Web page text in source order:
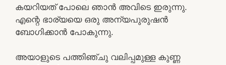
കയറിയത് പോലെ ഞാൻ അവിടെ ഇരുന്നു.
എന്റെ ഭാര്യയെ ഒരു അന്യപുരുഷൻ
ബോഗിക്കാൻ പോകുന്നു.
അയാളുടെ പത്തിഞ്ചു വലിപ്പമുള്ള കുണ്ണ